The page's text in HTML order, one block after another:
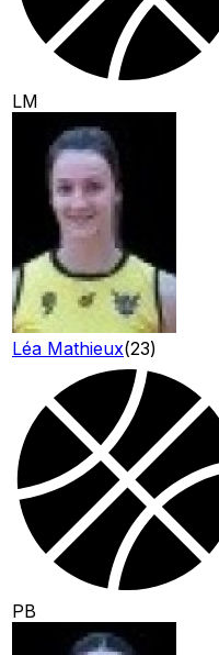
LM
Léa Mathieux(23)
PB